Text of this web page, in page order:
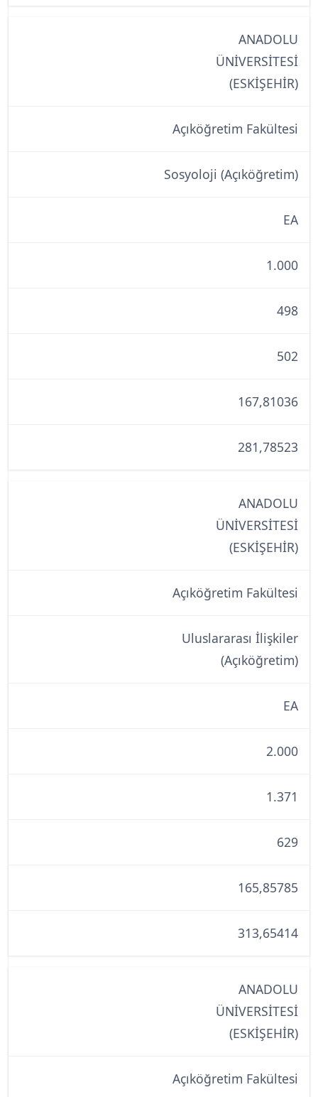
ANADOLU
ÜNİVERSİTESİ
(ESKİŞEHİR)
Açıköğretim Fakültesi
Sosyoloji (Açıköğretim)
EA
1.000
498
502
167,81036
281,78523
ANADOLU
ÜNİVERSİTESİ
(ESKİŞEHİR)
Açıköğretim Fakültesi
Uluslararası İlişkiler
(Açıköğretim)
EA
2.000
1.371
629
165,85785
313,65414
ANADOLU
ÜNİVERSİTESİ
(ESKİŞEHİR)
Açıköğretim Fakültesi